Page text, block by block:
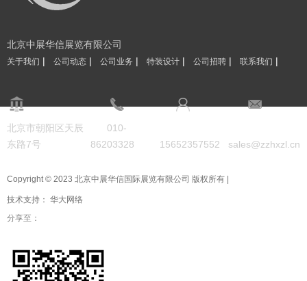
北京中展华信展览有限公司
关于我们 | 公司动态 | 公司业务 | 特装设计 | 公司招聘 | 联系我们 |
北京市朝阳区天辰
东路7号
010-
86203328
15652357552 sales@zzhxzl.cn
Copyright © 2023 北京中展华信国际展览有限公司 版权所有 |
技术支持： 华大网络
分享至：